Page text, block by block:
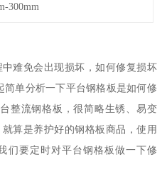
300mm
难免会出现损坏，如何修复损坏
简单分析一下平台钢格板是如何修
整流钢格板，很简略生锈、易变
算是养护好的钢格板商品，使用
们要定时对平台钢格板做一下修